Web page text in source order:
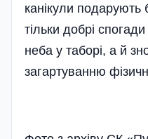
канікули подарують
тільки добрі
неба у таборі, а й
загартуванню